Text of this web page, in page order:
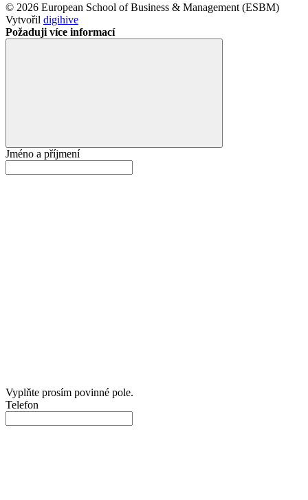
© 2026 European School of Business & Management (ESBM)
Vytvořil digihive
Požaduji více informací
Jméno a příjmení
Vyplňte prosím povinné pole.
Telefon